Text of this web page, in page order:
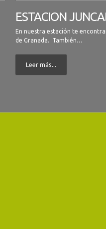
ESTACION
En nuestra estación te
de Granada. También…
Leer más...